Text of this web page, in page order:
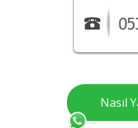
Nasıl